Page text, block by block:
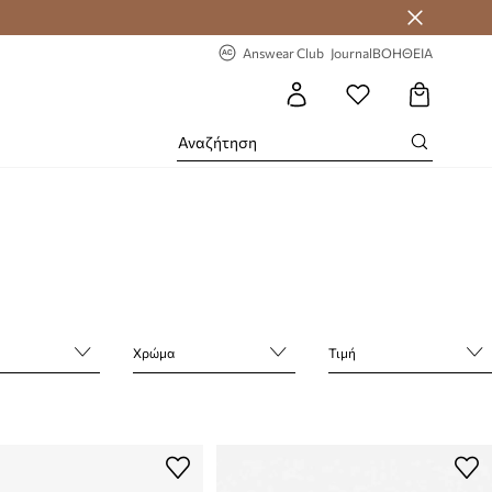
Club
Answear Club JournalΒΟΗΘΕΙΑ
Χρώμα Τιμή